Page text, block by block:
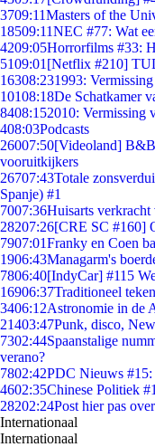
3709:11Masters of the
18509:11NEC #77: Wat
4209:05Horrorfilms #33:
5109:01 [Netflix #210]
16308:231993:
10108:18De Schatkamer
8408:152010: Vermissing
408:03Podcasts
26007:50[Videoland]
vooruitkijkers
26707:43Totale
Spanje) #1
7007:36Huisarts verkracht
28207:26[CRE SC #160]
7907:01Franky en Coen
1906:43Managarm's
7806:40[IndyCar] #115
16906:37Traditioneel
3406:12Astronomie in de
21403:47Punk, disco,
7302:44Spaanstalige
verano?
7802:42PDC Nieuws
4602:35Chinese Politiek
28202:24Post hier pas
Internationaal
Internationaal